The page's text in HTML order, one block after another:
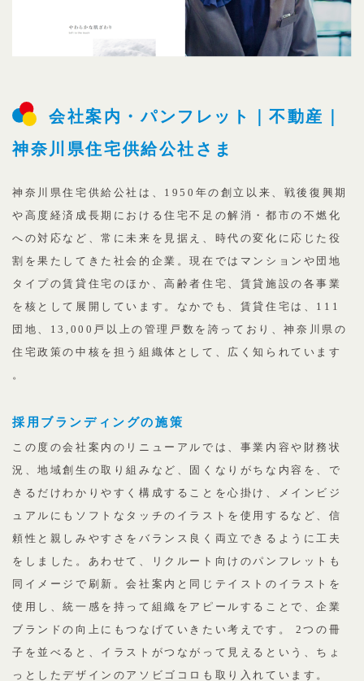
会社案内・パンフレット｜不動産｜
神奈川県住宅供給公社さま
神奈川県住宅供給公社は、1950年の創立以来、戦後復興期
や高度経済成長期における住宅不足の解消・都市の不燃化
への対応など、常に未来を見据え、時代の変化に応じた役
割を果たしてきた社会的企業。現在ではマンションや団地
タイプの賃貸住宅のほか、高齢者住宅、賃貸施設の各事業
を核として展開しています。なかでも、賃貸住宅は、111
団地、13,000戸以上の管理戸数を誇っており、神奈川県の
住宅政策の中核を担う組織体として、広く知られています
。
採用ブランディングの施策
この度の会社案内のリニューアルでは、事業内容や財務状
況、地域創生の取り組みなど、固くなりがちな内容を、で
きるだけわかりやすく構成することを心掛け、メインビジ
ュアルにもソフトなタッチのイラストを使用するなど、信
頼性と親しみやすさをバランス良く両立できるように工夫
をしました。あわせて、リクルート向けのパンフレットも
同イメージで刷新。会社案内と同じテイストのイラストを
使用し、統一感を持って組織をアピールすることで、企業
ブランドの向上にもつなげていきたい考えです。 2つの冊
子を並べると、イラストがつながって見えるという、ちょ
っとしたデザインのアソビゴコロも取り入れています。